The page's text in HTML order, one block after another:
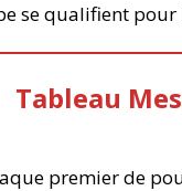
se qualifient
Tableau
premier de